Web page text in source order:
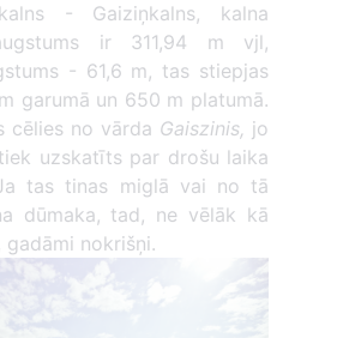
- Gaiziņkalns, kalna
ir 311,94 m vjl,
- 61,6 m, tas stiepjas
garumā un 650 m platumā.
cēlies no vārda Gaiszinis, jo
uzskatīts par drošu laika
tas tinas miglā vai no tā
dūmaka, tad, ne vēlāk kā
gadāmi nokrišņi.